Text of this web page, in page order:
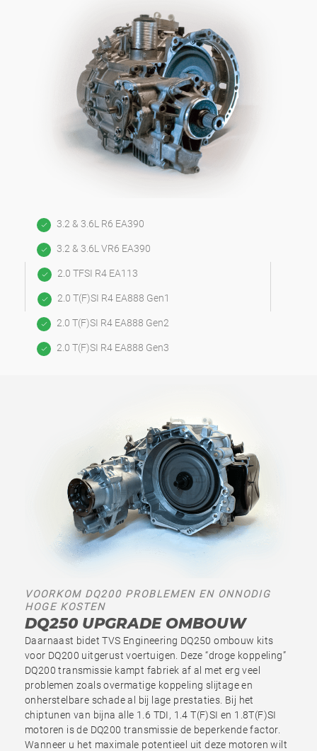
3.2 & 3.6L R6 EA390
3.2 & 3.6L VR6 EA390
2.0 TFSI R4 EA113
2.0 T(F)SI R4 EA888 Gen1
2.0 T(F)SI R4 EA888 Gen2
2.0 T(F)SI R4 EA888 Gen3
VOORKOM DQ200 PROBLEMEN EN ONNODIG
HOGE KOSTEN
DQ250 UPGRADE OMBOUW
Daarnaast bidet TVS Engineering DQ250 ombouw kits
voor DQ200 uitgerust voertuigen. Deze “droge koppeling”
DQ200 transmissie kampt fabriek af al met erg veel
problemen zoals overmatige koppeling slijtage en
onherstelbare schade al bij lage prestaties. Bij het
chiptunen van bijna alle 1.6 TDI, 1.4 T(F)SI en 1.8T(F)SI
motoren is de DQ200 transmissie de beperkende factor.
Wanneer u het maximale potentieel uit deze motoren wilt